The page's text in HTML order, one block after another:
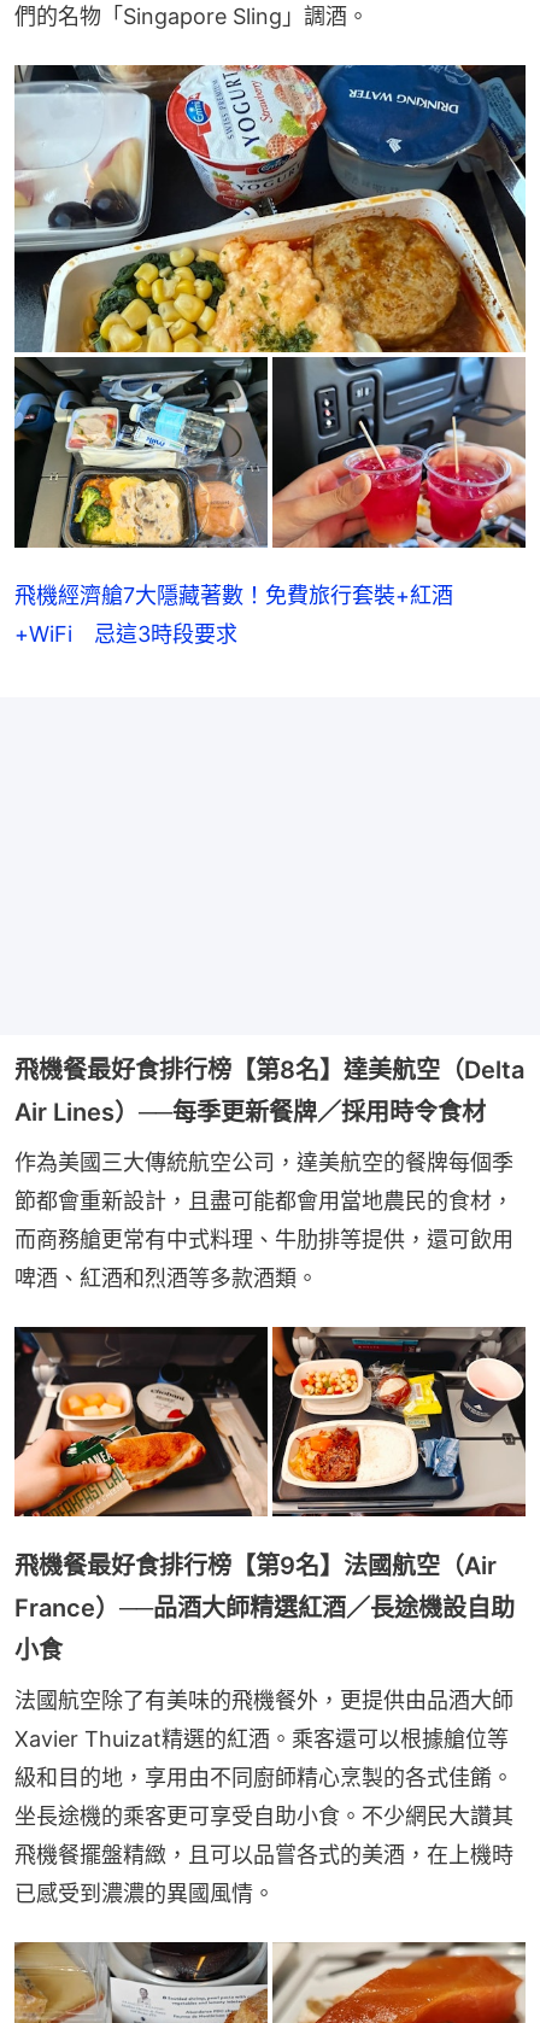
們的名物「Singapore Sling」調酒。
飛機經濟艙7大隱藏著數！免費旅行套裝+紅酒
+WiFi 忌這3時段要求
飛機餐最好食排行榜【第8名】達美航空（Delta
Air Lines）──每季更新餐牌／採用時令食材
作為美國三大傳統航空公司，達美航空的餐牌每個季
節都會重新設計，且盡可能都會用當地農民的食材，
而商務艙更常有中式料理、牛肋排等提供，還可飲用
啤酒、紅酒和烈酒等多款酒類。
飛機餐最好食排行榜【第9名】法國航空（Air
France）──品酒大師精選紅酒／長途機設自助
小食
法國航空除了有美味的飛機餐外，更提供由品酒大師
Xavier Thuizat精選的紅酒。乘客還可以根據艙位等
級和目的地，享用由不同廚師精心烹製的各式佳餚。
坐長途機的乘客更可享受自助小食。不少網民大讚其
飛機餐擺盤精緻，且可以品嘗各式的美酒，在上機時
已感受到濃濃的異國風情。